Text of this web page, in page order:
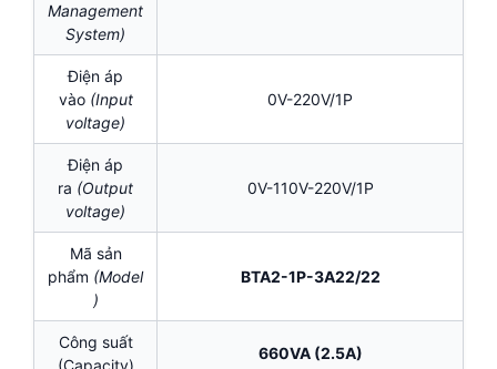
Management
System)
Điện áp
vào (Input
voltage)
0V-220V/1P
Điện áp
ra (Output
voltage)
0V-110V-220V/1P
Mã sản
phẩm (Model
)
BTA2-1P-3A22/22
Công suất
(Capacity)
660VA (2.5A)